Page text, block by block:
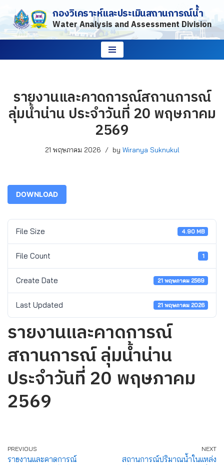
Skip
to
กองวิเคราะห์และประเมินสถานการณ์น้ำ
Water Analysis and Assessment Division
รายงานและคาดการณ์สถานการณ์
ลุ่มน้ำน่าน ประจำวันที่ 20 พฤษภาคม
2569
21 พฤษภาคม 2026 by Wiranya Suknukul
DOWNLOAD
File Size 4.90 MB
File Count 1
Create Date 21 พฤษภาคม 2569
Last Updated 21 พฤษภาคม 2026
รายงานและคาดการณ์
สถานการณ์ ลุ่มน้ำน่าน
ประจำวันที่ 20 พฤษภาคม
2569
PREVIOUS
รายงานและคาดการณ์
NEXT
สถานการณ์ปริมาณน้ำในแหล่ง